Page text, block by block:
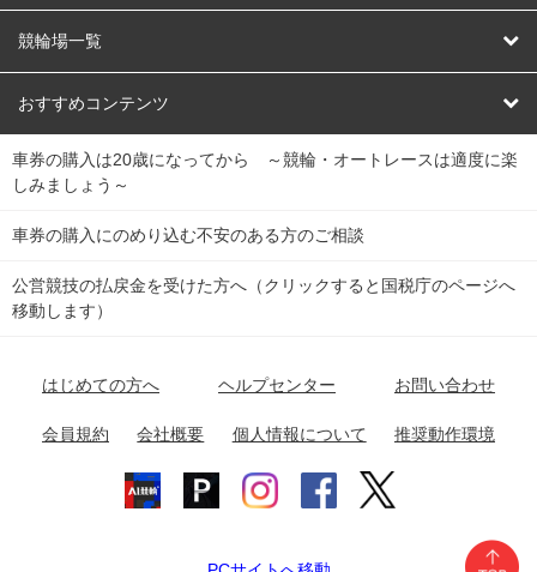
オートレース
競輪くじ
Dokanto!
チャリロトプラザ
レース予想
レース結果
キャリーオーバー一覧
競輪場一覧
北日本 函館競輪場
関
東
弥彦競輪場 前橋競輪場 取手競輪場 宇都宮競輪場
関
東
小田原競輪場
名古屋競輪場 岐阜競輪場 大垣競輪場 豊橋競輪場
富山競輪場 松阪競輪場 四日市競輪場
福井競輪場 奈良競輪場 向日町競輪場
おすすめコンテンツ
競輪選手情報
Perfecta Navi
netkeirin
車券の購入は20歳になってから ～競輪・オートレースは適度に楽
しみましょう～
車券の購入にのめり込む不安のある方のご相談
公営競技の払戻金を受けた方へ（クリックすると国税庁のページへ
移動します）
はじめての方へ ヘルプセンター お問い合わせ
会員規約 会社概要 個人情報について 推奨動作環境